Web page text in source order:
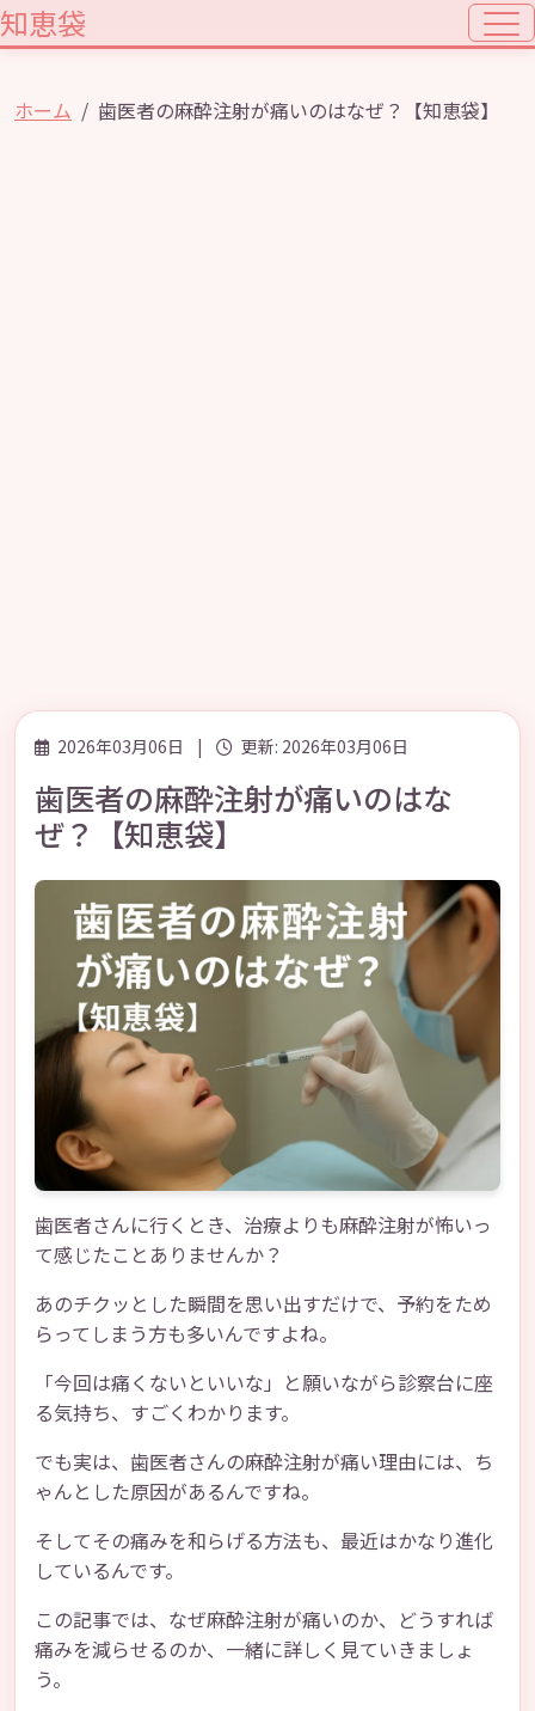
知恵袋
ホーム 歯医者の麻酔注射が痛いのはなぜ？【知恵袋】
2026年03月06日 | 更新: 2026年03月06日
歯医者の麻酔注射が痛いのはな
ぜ？【知恵袋】
歯医者さんに行くとき、治療よりも麻酔注射が怖いっ
て感じたことありませんか？
あのチクッとした瞬間を思い出すだけで、予約をため
らってしまう方も多いんですよね。
「今回は痛くないといいな」と願いながら診察台に座
る気持ち、すごくわかります。
でも実は、歯医者さんの麻酔注射が痛い理由には、ち
ゃんとした原因があるんですね。
そしてその痛みを和らげる方法も、最近はかなり進化
しているんです。
この記事では、なぜ麻酔注射が痛いのか、どうすれば
痛みを減らせるのか、一緒に詳しく見ていきましょ
う。